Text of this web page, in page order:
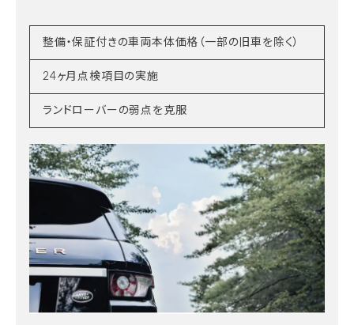
整備・保証付きの車両本体価格（一部の旧車を除く）
24ヶ月点検項目の実施
ランドローバーの弱点を克服